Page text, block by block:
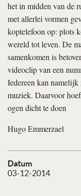
Datum
03-12-2014
het in midden van de
met allerlei vormen
koptelefoon op: plots
wereld tot leven. De
samenkomen is
videoclip van een
Iedereen kan
muziek. Daarvoor
ogen dicht te doen
Hugo Emmerzael